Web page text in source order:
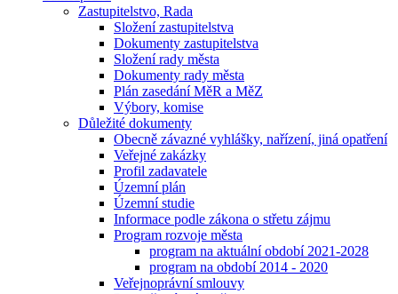
Zastupitelstvo, Rada
Složení zastupitelstva
Dokumenty zastupitelstva
Složení rady města
Dokumenty rady města
Plán zasedání MěR a MěZ
Výbory, komise
Důležité dokumenty
Obecně závazné vyhlášky, nařízení, jiná opatření
Veřejné zakázky
Profil zadavatele
Územní plán
Územní studie
Informace podle zákona o střetu zájmu
Program rozvoje města
program na aktuální období 2021-2028
program na období 2014 - 2020
Veřejnoprávní smlouvy